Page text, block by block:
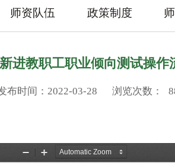
师资队伍 政策制度
新进教职工职业倾向测试操作
布时间：2022-03-28 浏览次数：